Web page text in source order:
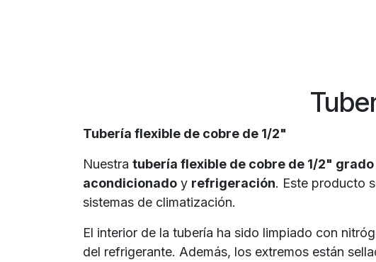
Tubería flexible de cobre de 1/2"
Nuestra tubería flexible de cobre de 1/2" grado
acondicionado y refrigeración. Este producto
sistemas de climatización.
El interior de la tubería ha sido limpiado con
del refrigerante. Además, los extremos están